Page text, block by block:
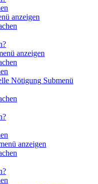
anzeigen
anzeigen
Nötigung Submenü
anzeigen